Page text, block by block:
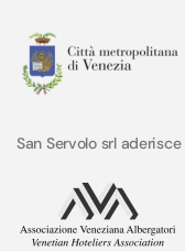
San Servolo srl aderisce